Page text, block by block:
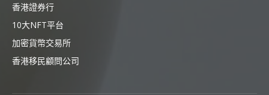
香港證券行
10大NFT平台
加密貨幣交易所
香港移民顧問公司